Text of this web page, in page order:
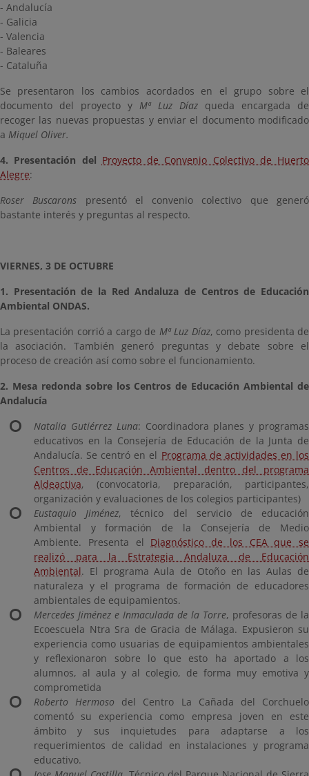
- Andalucía
- Galicia
- Valencia
- Baleares
- Cataluña
Se presentaron los cambios acordados en el grupo sobre el
documento del proyecto y Mª Luz Díaz queda encargada de
recoger las nuevas propuestas y enviar el documento modificado
a Miquel Oliver.
4. Presentación del Proyecto de Convenio Colectivo de Huerto
Alegre:
Roser Buscarons presentó el convenio colectivo que generó
bastante interés y preguntas al respecto.
VIERNES, 3 DE OCTUBRE
1. Presentación de la Red Andaluza de Centros de Educación
Ambiental ONDAS.
La presentación corrió a cargo de Mª Luz Díaz, como presidenta de
la asociación. También generó preguntas y debate sobre el
proceso de creación así como sobre el funcionamiento.
2. Mesa redonda sobre los Centros de Educación Ambiental de
Andalucía
Natalia Gutiérrez Luna: Coordinadora planes y programas
educativos en la Consejería de Educación de la Junta de
Andalucía. Se centró en el Programa de actividades en los
Centros de Educación Ambiental dentro del programa
Aldeactiva, (convocatoria, preparación, participantes,
organización y evaluaciones de los colegios participantes)
Eustaquio Jiménez, técnico del servicio de educación
Ambiental y formación de la Consejería de Medio
Ambiente. Presenta el Diagnóstico de los CEA que se
realizó para la Estrategia Andaluza de Educación
Ambiental. El programa Aula de Otoño en las Aulas de
naturaleza y el programa de formación de educadores
ambientales de equipamientos.
Mercedes Jiménez e Inmaculada de la Torre, profesoras de la
Ecoescuela Ntra Sra de Gracia de Málaga. Expusieron su
experiencia como usuarias de equipamientos ambientales
y reflexionaron sobre lo que esto ha aportado a los
alumnos, al aula y al colegio, de forma muy emotiva y
comprometida
Roberto Hermoso del Centro La Cañada del Corchuelo
comentó su experiencia como empresa joven en este
ámbito y sus inquietudes para adaptarse a los
requerimientos de calidad en instalaciones y programa
educativo.